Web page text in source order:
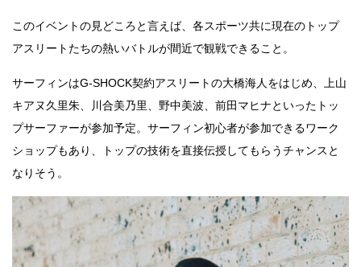
このイベントの見どころと言えば、各スポーツ共に現在のトップ
アスリートたちの熱いバトルが間近で観戦できること。
サーフィンはG-SHOCK契約アスリートの大橋海人をはじめ、上山
キアヌ久里朱、川合美乃里、野中美波、前田マヒナといったトッ
プサーファーが参加予定。サーフィン初心者が参加できるワーク
ショップもあり、トップの技術を直接伝授してもらうチャンスと
なりそう。